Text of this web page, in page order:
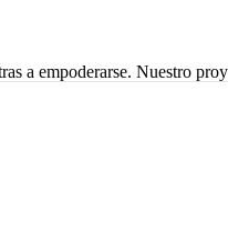
a empoderarse. Nuestro